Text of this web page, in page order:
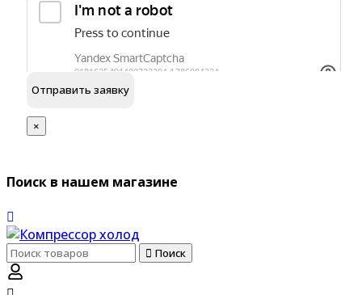
Я согласен наобработку персональных данных
×
Поиск в нашем магазине
Поиск
по:
Поиск